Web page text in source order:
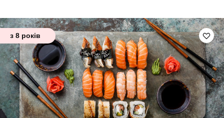
з 8 років